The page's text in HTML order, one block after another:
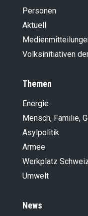
Personen
Aktuell
Volksinitiativen
Themen
Energie
Mensch, Familie,
Asylpolitik
Armee
Werkplatz
Umwelt
News